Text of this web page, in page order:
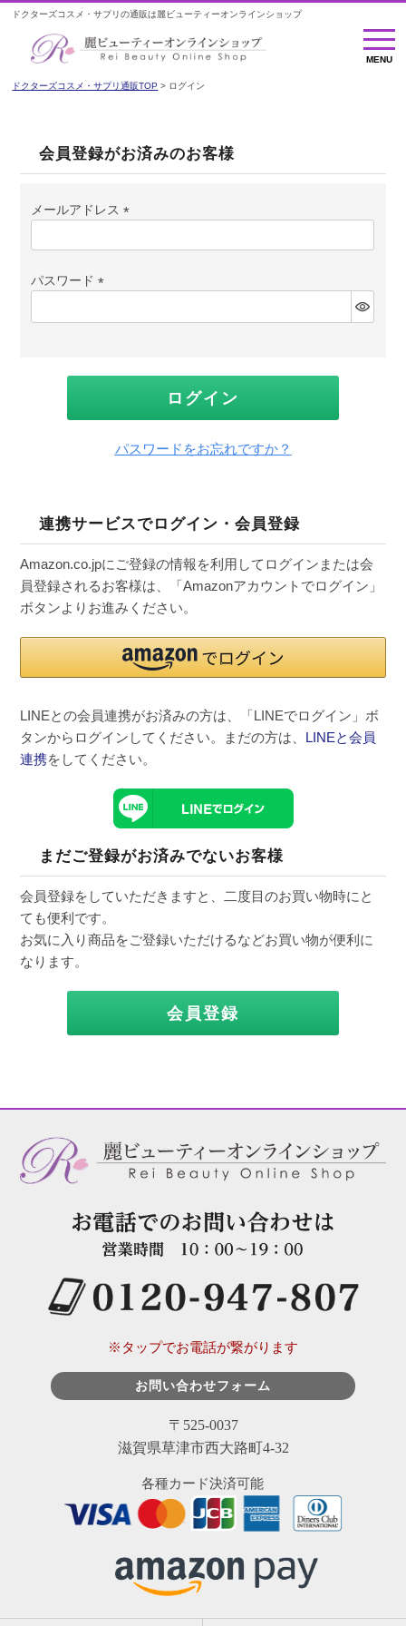
ドクターズコスメ・サプリの通販は麗ビューティーオンラインショップ
MENU
MENU
ドクターズコスメ・サプリ通販TOP ログイン
会員登録がお済みのお客様
メールアドレス
須)
パスワード
須)
ログイン
パスワードをお忘れですか？
連携サービスでログイン・会員登録
Amazon.co.jpにご登録の情報を利用してログインまたは会
員登録されるお客様は、「Amazonアカウントでログイン」
ボタンよりお進みください。
LINEとの会員連携がお済みの方は、「LINEでログイン」ボ
タンからログインしてください。まだの方は、 LINEと会員
連携をしてください。
まだご登録がお済みでないお客様
会員登録をしていただきますと、二度目のお買い物時にと
ても便利です。
お気に入り商品をご登録いただけるなどお買い物が便利に
なります。
会員登録
※タップでお電話が繋がります
お問い合わせフォーム
〒525-0037
滋賀県草津市西大路町4-32
各種カード決済可能